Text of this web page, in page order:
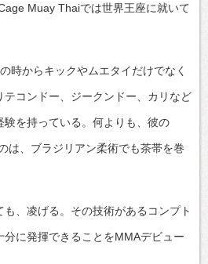
Muay Thaiでは世界王座に就いて
時からキックやムエタイだけでなく
コンドー、ジークンドー、カリなど
験を持っている。何よりも、彼の
は、ブラジリアン柔術でも茶帯を巻
、凌げる。その技術があるコンプト
分に発揮できることをMMAデビュー